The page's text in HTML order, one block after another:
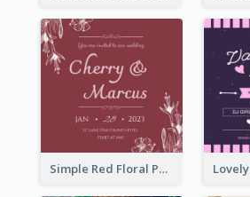
Simple Red Floral Pattern Wedding Invitation